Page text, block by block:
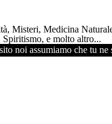
Misteri, Medicina
e molto altro...
noi assumiamo che tu ne